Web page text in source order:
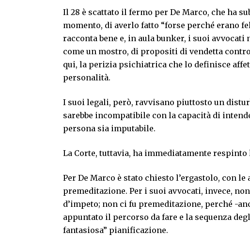
Il 28 è scattato il fermo per De Marco, che ha
momento, di averlo fatto “forse perché erano
racconta bene e, in aula bunker, i suoi
come un mostro, di propositi di vendetta
qui, la perizia psichiatrica che lo definisce
personalità.
I suoi legali, però, ravvisano piuttosto un
sarebbe incompatibile con la capacità di
persona sia imputabile.
La Corte, tuttavia, ha immediatamente
Per De Marco è stato chiesto l’ergastolo, con
premeditazione. Per i suoi avvocati, invece,
d’impeto; non ci fu premeditazione, perché -
appuntato il percorso da fare e la sequenza
fantasiosa” pianificazione.